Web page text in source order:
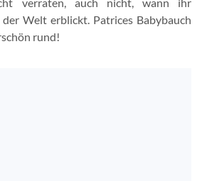
Welt erblickt. Patrices Babybauch
rund!